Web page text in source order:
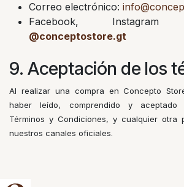
Correo electrónico:
Facebook,
@conceptostore.gt
9. Aceptación de los
Al realizar una compra en Concepto
haber leído, comprendido y aceptado
Términos y Condiciones, y cualquier otra
nuestros canales oficiales.